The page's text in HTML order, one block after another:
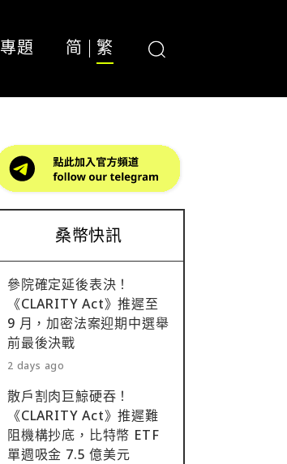
專題 简 繁
桑幣快訊
參院確定延後表決！
《CLARITY Act》推遲至
9 月，加密法案迎期中選舉
前最後決戰
2 days ago
散戶割肉巨鯨硬吞！
《CLARITY Act》推遲難
阻機構抄底，比特幣 ETF
單週吸金 7.5 億美元